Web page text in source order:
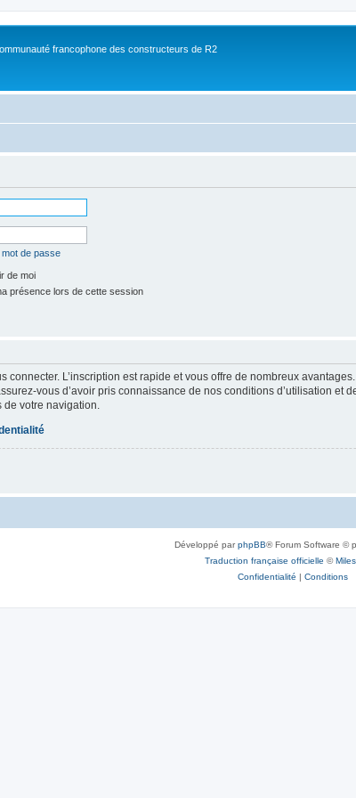
francophone des constructeurs de R2
mot de passe
de moi
présence lors de cette session
connecter. L’inscription est rapide et vous offre de nombreux
vous d’avoir pris connaissance de nos conditions d’utilisation
votre navigation.
Développé parphpBB® Forum Software ©
Traduction française officielle ©
Confidentialité | Conditions